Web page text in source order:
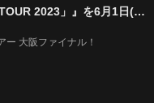
『櫻坂46「3rd TOUR 2023」』を6月1日(木)18時よりABEMAで生配信決定！
ー 大阪ファイナル！